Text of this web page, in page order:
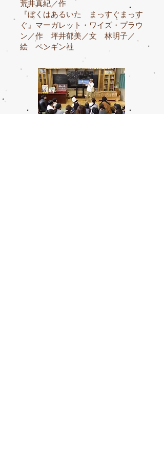
荒井真紀／作
『ぼくはあるいた まっすぐまっす
ぐ』マーガレット・ワイズ・プラウ
ン／作 坪井郁美／文 林明子／
絵 ペンギン社